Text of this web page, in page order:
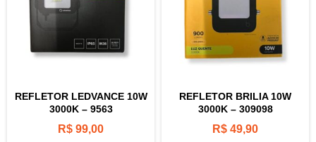
REFLETOR LEDVANCE 10W
3000K – 9563
R$ 99,00
REFLETOR BRILIA 10W
3000K – 309098
R$ 49,90